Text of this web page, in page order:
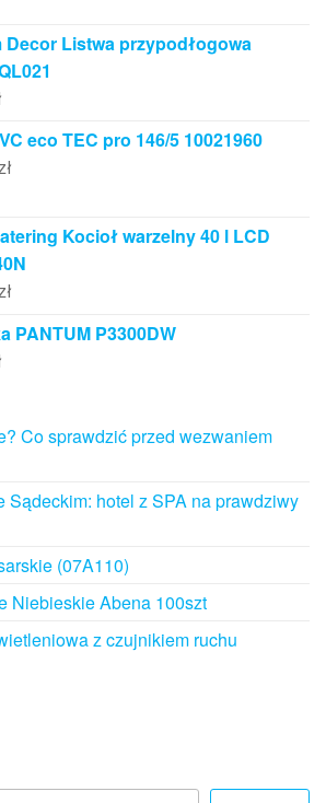
Decor Listwa przypodłogowa
eco TEC pro 146/5 10021960
Kocioł warzelny 40 l LCD
PANTUM P3300DW
Co sprawdzić przed wezwaniem
Sądeckim: hotel z SPA na prawdziwy
(07A110)
Niebieskie Abena 100szt
z czujnikiem ruchu